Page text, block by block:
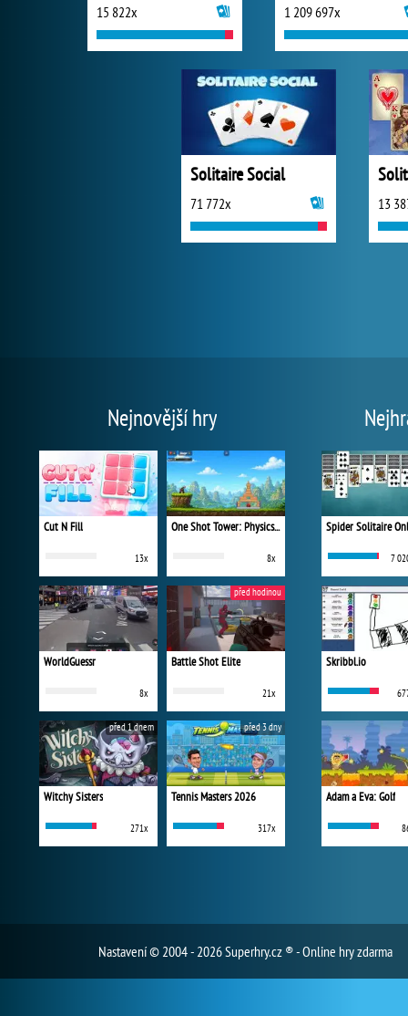
15 822x 1 209 697x
Solitaire Social
71 772x 13
Nejnovější hry
Cut N Fill
13x
One Shot Tower: Physics Destroyer
8x
WorldGuessr
8x
Battle Shot Elite
21x
před hodinou
Witchy Sisters
271x
před 1 dnem
Tennis Masters 2026
317x
před 3 dny
Spider Solitaire
7
Skribbl.io
Adam a Eva: Golf
Nastavení© 2004 - 2026 Superhry.cz ® - Online hry zdarma